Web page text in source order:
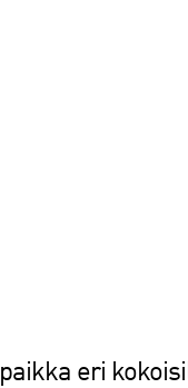
eri